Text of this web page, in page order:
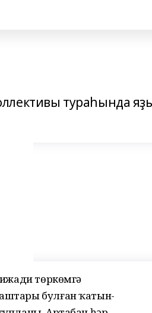
тураһында
төркөмгә
булған ҡатын-